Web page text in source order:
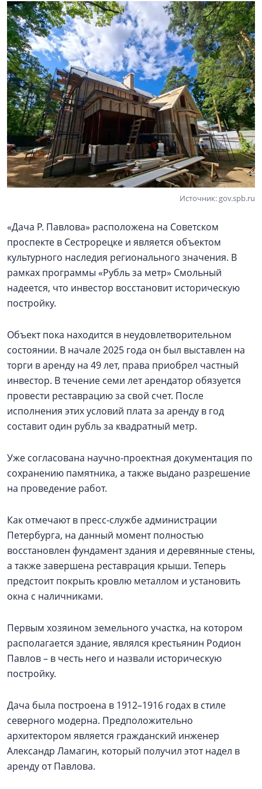
Источник: gov.spb.ru
«Дача Р. Павлова» расположена на Советском
проспекте в Сестрорецке и является объектом
культурного наследия регионального значения. В
рамках программы «Рубль за метр» Смольный
надеется, что инвестор восстановит историческую
постройку.
Объект пока находится в неудовлетворительном
состоянии. В начале 2025 года он был выставлен на
торги в аренду на 49 лет, права приобрел частный
инвестор. В течение семи лет арендатор обязуется
провести реставрацию за свой счет. После
исполнения этих условий плата за аренду в год
составит один рубль за квадратный метр.
Уже согласована научно-проектная документация по
сохранению памятника, а также выдано разрешение
на проведение работ.
Как отмечают в пресс-службе администрации
Петербурга, на данный момент полностью
восстановлен фундамент здания и деревянные стены,
а также завершена реставрация крыши. Теперь
предстоит покрыть кровлю металлом и установить
окна с наличниками.
Первым хозяином земельного участка, на котором
располагается здание, являлся крестьянин Родион
Павлов – в честь него и назвали историческую
постройку.
Дача была построена в 1912–1916 годах в стиле
северного модерна. Предположительно
архитектором является гражданский инженер
Александр Ламагин, который получил этот надел в
аренду от Павлова.